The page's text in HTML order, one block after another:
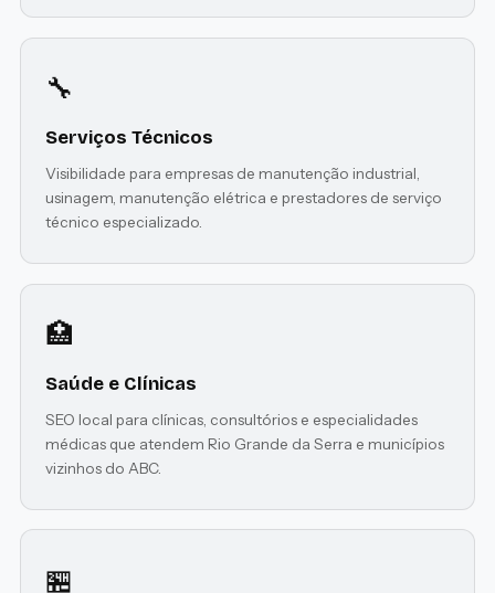
🔧
Serviços Técnicos
Visibilidade para empresas de manutenção industrial,
usinagem, manutenção elétrica e prestadores de serviço
técnico especializado.
🏥
Saúde e Clínicas
SEO local para clínicas, consultórios e especialidades
médicas que atendem Rio Grande da Serra e municípios
vizinhos do ABC.
🏪